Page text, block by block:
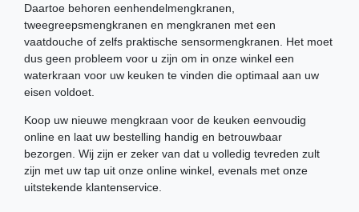
Daartoe behoren eenhendelmengkranen,
tweegreepsmengkranen en mengkranen met een
vaatdouche of zelfs praktische sensormengkranen. Het moet
dus geen probleem voor u zijn om in onze winkel een
waterkraan voor uw keuken te vinden die optimaal aan uw
eisen voldoet.
Koop uw nieuwe mengkraan voor de keuken eenvoudig
online en laat uw bestelling handig en betrouwbaar
bezorgen. Wij zijn er zeker van dat u volledig tevreden zult
zijn met uw tap uit onze online winkel, evenals met onze
uitstekende klantenservice.